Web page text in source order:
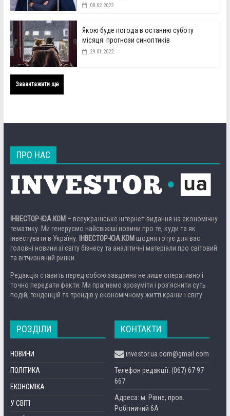
08.02.2022
Якою буде погода в останню суботу
місяця: прогнози синоптиків
29.01.2022
Завантажити ще
ПРО НАС
ІНВЕСТОР-ЮА.КОМ – всеукраїнське інтернет-видання на економічну
тематику. Ми генеруємо найсвіжіші новини про те, куди та як
інвестувати в Україну.
ІНВЕСТОР-ЮА.КОМ щодня готує для вас
головні новини зі світу бізнесу та аналітичні матеріали про світовий
та вітчизняний ринки.
Редакція ставить перед собою завдання не лише оперативно і
точно передати факти. Ми прагнемо зрозуміти і роз’яснити суть
подій, тенденцій та трендів у економічному житті країни і світу.
РОЗДІЛИ
НОВИНИ
ПОЛІТИКА
ЕКОНОМІКА
У СВІТІ
КОНТАКТИ
investor.ua.com@gmail.com
Телефон редакції: (067) 67 97
667
Адреса: м. Рівне, пров.
Робітничий 6А